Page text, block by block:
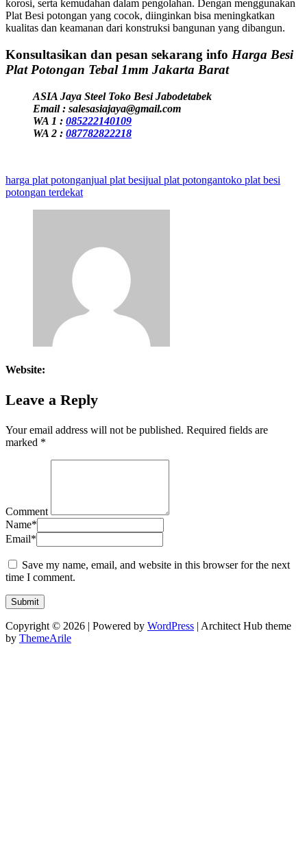
korosi, serta kemudahan dalam pengolahan. Dengan menggunakan
Plat Besi potongan yang cocok, diinginkan bisa meningkatkan
kualitas dan keamanan dari konstruksi bangunan yang dibangun.
Konsultasikan dan pesan sekarang info Harga Besi
Plat Potongan Tebal 1mm Jakarta Barat
ASIA Jaya Steel Toko Besi Jabodetabek
Email : salesasiajaya@gmail.com
WA 1 : 085222140109
WA 2 : 087782822218
harga plat potonganjual plat besijual plat potongantoko plat besi
potongan terdekat
Website:
Leave a Reply
Your email address will not be published. Required fields are
marked *
Comment
Name*
Email*
Save my name, email, and website in this browser for the next
time I comment.
Copyright © 2026 | Powered by WordPress | Architect Hub theme
by ThemeArile